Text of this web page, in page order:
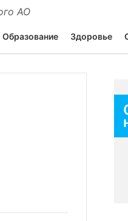
АО
Образование Здоровье